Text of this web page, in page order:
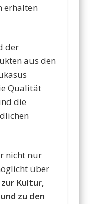
erhalten
der
aus den
Qualität
die
nicht nur
über
Kultur,
zu den